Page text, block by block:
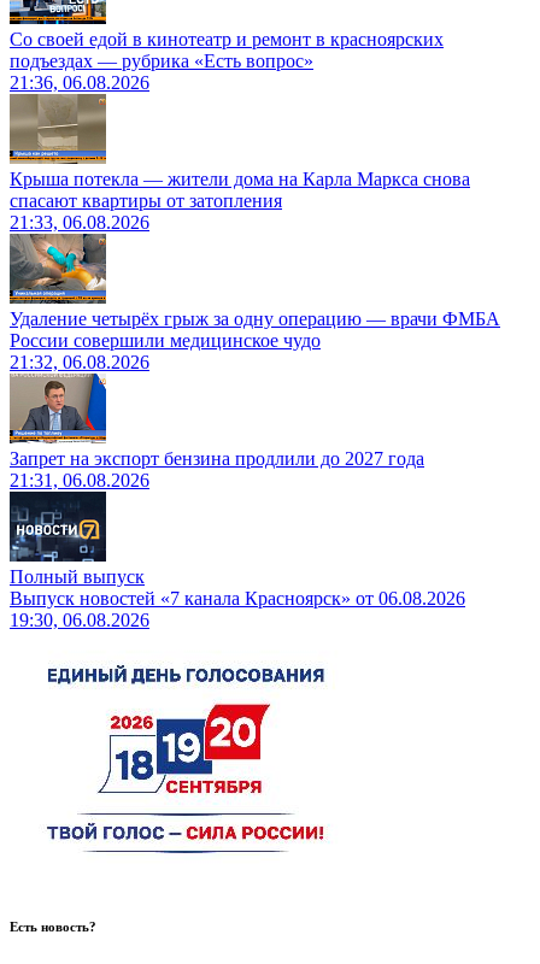
Со своей едой в кинотеатр и ремонт в красноярских
подъездах — рубрика «Есть вопрос»
21:36, 06.08.2026
Крыша потекла — жители дома на Карла Маркса снова
спасают квартиры от затопления
21:33, 06.08.2026
Удаление четырёх грыж за одну операцию — врачи ФМБА
России совершили медицинское чудо
21:32, 06.08.2026
Запрет на экспорт бензина продлили до 2027 года
21:31, 06.08.2026
Полный выпуск
Выпуск новостей «7 канала Красноярск» от 06.08.2026
19:30, 06.08.2026
Есть новость?